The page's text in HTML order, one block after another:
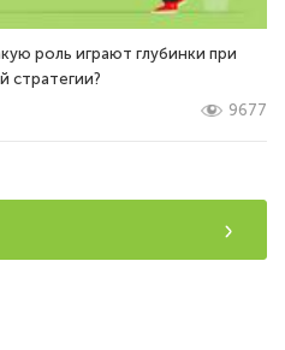
роль играют глубинки при
стратегии?
9677